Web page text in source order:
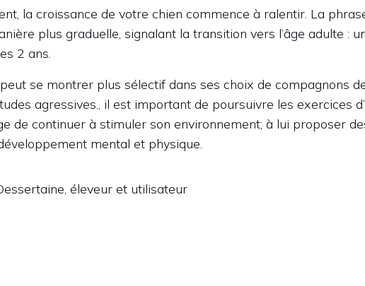
la croissance de votre chien commence à ralentir. La
plus graduelle, signalant la transition vers l’âge adulte :
2 ans.
se montrer plus sélectif dans ses choix de compagnons
agressives., il est important de poursuivre les exercices
de continuer à stimuler son environnement; à lui proposer
mental et physique.
éleveur et utilisateur